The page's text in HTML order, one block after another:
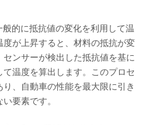
的に抵抗値の変化を利用して温
度が上昇すると、材料の抵抗が変
ンサーが検出した抵抗値を基に
て温度を算出します。このプロセ
、自動車の性能を最大限に引き
要素です。